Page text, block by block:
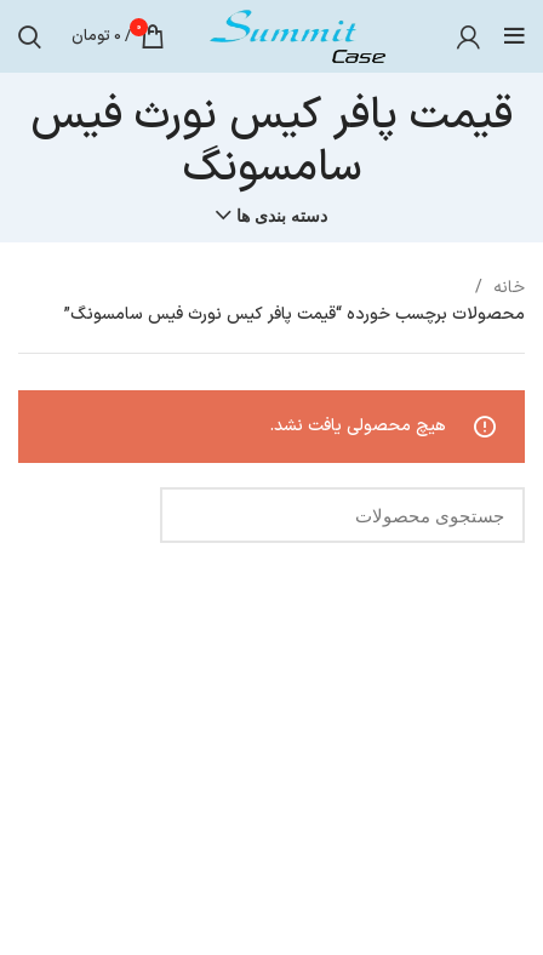
0
/
0 تومان
قیمت پافر کیس نورث فیس
سامسونگ
دسته بندی ها
خانه
محصولات برچسب خورده “قیمت پافر کیس نورث فیس سامسونگ”
هیچ محصولی یافت نشد.